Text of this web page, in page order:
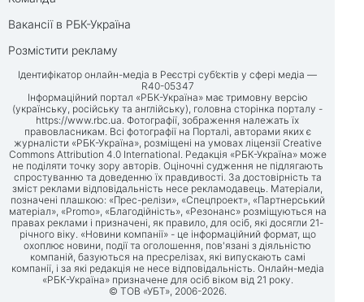
Вакансії в РБК-Україна
Розмістити рекламу
Ідентифікатор онлайн-медіа в Реєстрі суб’єктів у сфері медіа —
R40-05347
Інформаційний портал «РБК-Україна» має тримовну версію
(українську, російську та англійську), головна сторінка порталу -
https://www.rbc.ua. Фотографії, зображення належать їх
правовласникам. Всі фотографії на Порталі, авторами яких є
журналісти «РБК-Україна», розміщені на умовах ліцензії Creative
Commons Attribution 4.0 International. Редакція «РБК-Україна» може
не поділяти точку зору авторів. Оціночні судження не підлягають
спростуванню та доведенню їх правдивості. За достовірність та
зміст реклами відповідальність несе рекламодавець. Матеріали,
позначені плашкою: «Прес-релізи», «Спецпроект», «Партнерський
матеріал», «Promo», «Благодійність», «Резонанс» розміщуються на
правах реклами і призначені, як правило, для осіб, які досягли 21-
річного віку. «Новини компанії» - це інформаційний формат, що
охоплює новини, події та оголошення, пов'язані з діяльністю
компаній, базуються на пресрелізах, які випускають самі
компанії, і за які редакція не несе відповідальність. Онлайн-медіа
«РБК-Україна» призначене для осіб віком від 21 року.
© ТОВ «УБТ», 2006-2026.